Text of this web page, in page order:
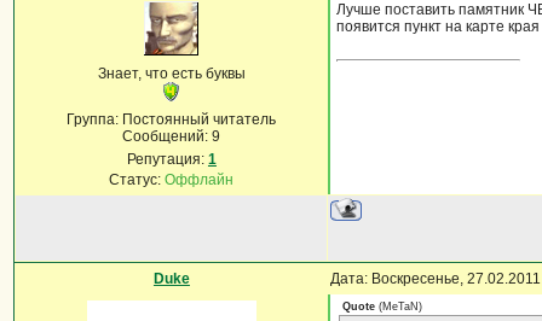
Знает, что есть буквы
Группа: Постоянный читатель
Сообщений:9
Репутация: 1
Статус:Оффлайн
Лучше поставить памятник
появится пункт на карте
Duke Дата: Воскресенье,
Quote (MeTaN)